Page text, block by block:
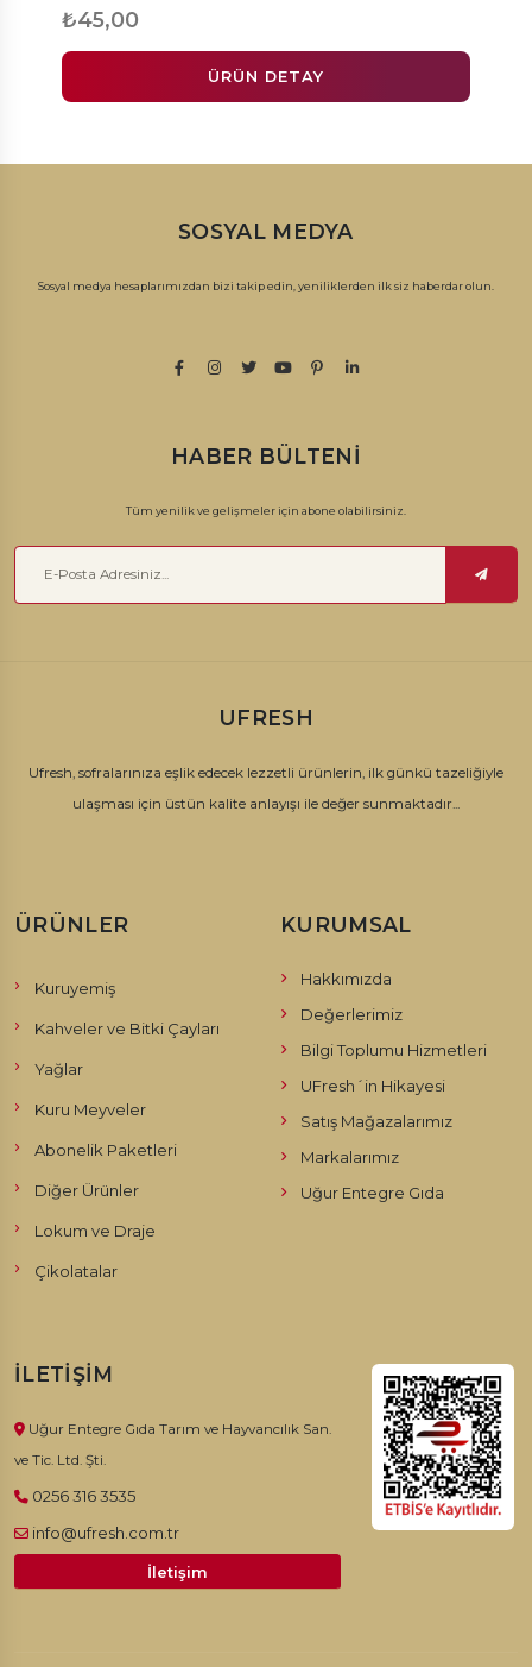
₺45,00
ÜRÜN DETAY
SOSYAL MEDYA
Sosyal medya hesaplarımızdan bizi takip edin, yeniliklerden ilk siz haberdar olun.
HABER BÜLTENI
Tüm yenilik ve gelişmeler için abone olabilirsiniz.
UFRESH
Ufresh, sofralarınıza eşlik edecek lezzetli ürünlerin, ilk günkü tazeliğiyle
ulaşması için üstün kalite anlayışı ile değer sunmaktadır...
ÜRÜNLER
Kuruyemiş
Kahveler ve Bitki Çayları
Yağlar
Kuru Meyveler
Abonelik Paketleri
Diğer Ürünler
Lokum ve Draje
Çikolatalar
KURUMSAL
Hakkımızda
Değerlerimiz
Bilgi Toplumu Hizmetleri
UFresh´in Hikayesi
Satış Mağazalarımız
Markalarımız
Uğur Entegre Gıda
İLETIŞIM
Uğur Entegre Gıda Tarım ve Hayvancılık San.
ve Tic. Ltd. Şti.
0256 316 3535
info@ufresh.com.tr
İletişim